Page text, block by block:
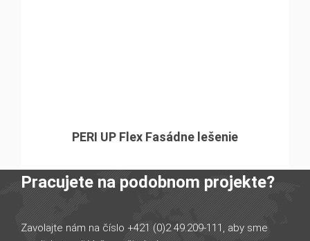
PERI UP Flex Fasádne lešenie
Pracujete na podobnom projekte?
Zavolajte nám na číslo +421 (0)2 49.209-111, aby sme